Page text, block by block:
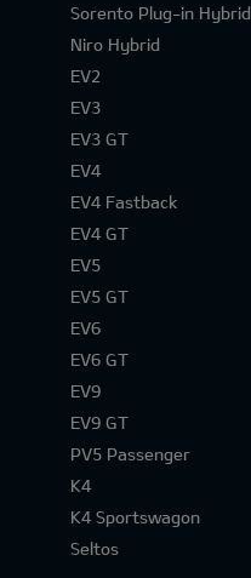
Sorento Plug-in Hybrid
Niro Hybrid
EV2
EV3
EV3 GT
EV4
EV4 Fastback
EV4 GT
EV5
EV5 GT
EV6
EV6 GT
EV9
EV9 GT
PV5 Passenger
K4
K4 Sportswagon
Seltos